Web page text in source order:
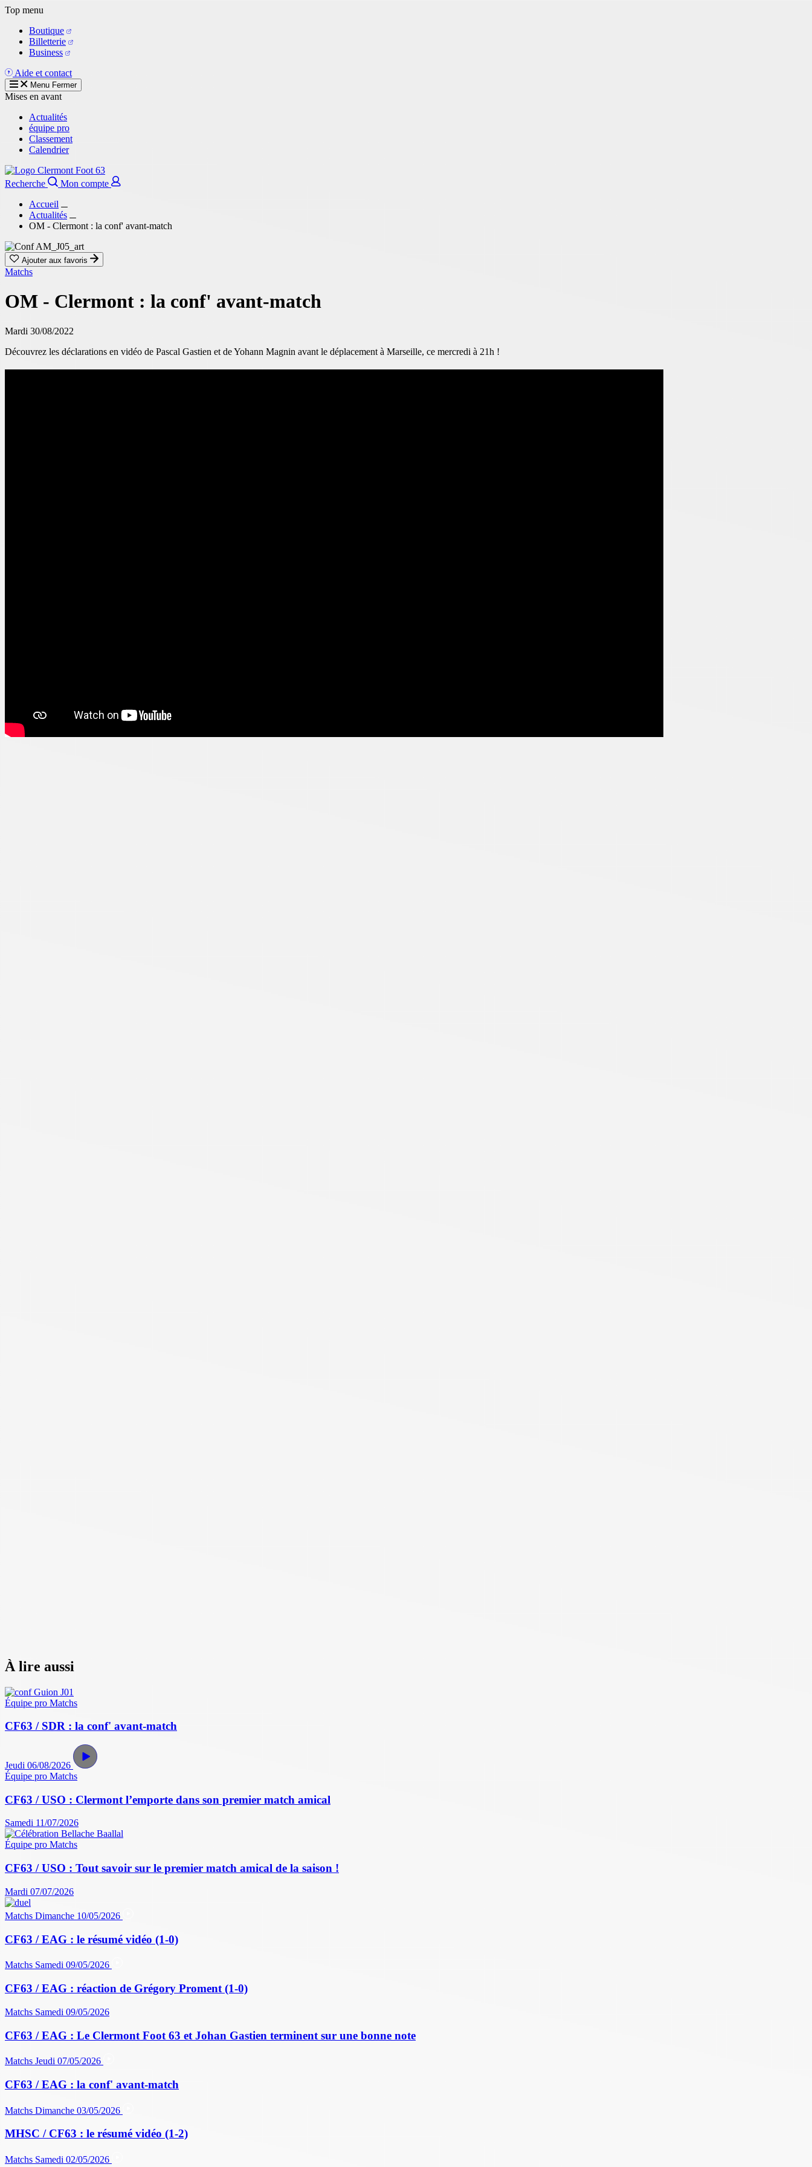
Aller
contenu
principal
Top menu
Boutique
Billetterie
Business
Aide et contact
Menu Fermer
Mises en avant
Actualités
équipe pro
Classement
Calendrier
Recherche
Mon compte
Accueil
Actualités
OM - Clermont : la conf' avant-match
Ajouter aux favoris
Matchs
OM - Clermont : la conf' avant-match
Mardi 30/08/2022
Découvrez les déclarations en vidéo de Pascal Gastien et de Yohann Magnin avant le déplacement à Marseille, ce mercredi à 21h !
À lire aussi
Équipe pro Matchs
CF63 / SDR : la conf' avant-match
Jeudi 06/08/2026
Équipe pro Matchs
CF63 / USO : Clermont l’emporte dans son premier match amical
Samedi 11/07/2026
Équipe pro Matchs
CF63 / USO : Tout savoir sur le premier match amical de la saison !
Mardi 07/07/2026
Matchs Dimanche 10/05/2026
CF63 / EAG : le résumé vidéo (1-0)
Matchs Samedi 09/05/2026
CF63 / EAG : réaction de Grégory Proment (1-0)
Matchs Samedi 09/05/2026
CF63 / EAG : Le Clermont Foot 63 et Johan Gastien terminent sur une bonne note
Matchs Jeudi 07/05/2026
CF63 / EAG : la conf' avant-match
Matchs Dimanche 03/05/2026
MHSC / CF63 : le résumé vidéo (1-2)
Matchs Samedi 02/05/2026